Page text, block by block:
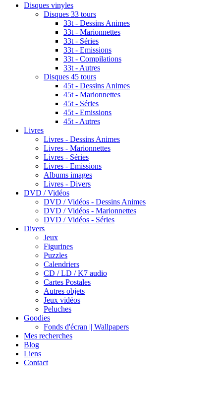
Disques vinyles
Disques 33 tours
33t - Dessins Animes
33t - Marionnettes
33t - Séries
33t - Emissions
33t - Compilations
33t - Autres
Disques 45 tours
45t - Dessins Animes
45t - Marionnettes
45t - Séries
45t - Emissions
45t - Autres
Livres
Livres - Dessins Animes
Livres - Marionnettes
Livres - Séries
Livres - Emissions
Albums images
Livres - Divers
DVD / Vidéos
DVD / Vidéos - Dessins Animes
DVD / Vidéos - Marionnettes
DVD / Vidéos - Séries
Divers
Jeux
Figurines
Puzzles
Calendriers
CD / LD / K7 audio
Cartes Postales
Autres objets
Jeux vidéos
Peluches
Goodies
Fonds d'écran || Wallpapers
Mes recherches
Blog
Liens
Contact